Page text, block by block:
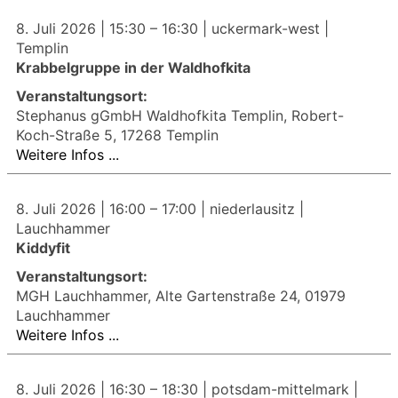
8. Juli 2026 | 15:30 – 16:30 | uckermark-west |
Templin
Krabbelgruppe in der Waldhofkita
Veranstaltungsort:
Stephanus gGmbH Waldhofkita Templin, Robert-
Koch-Straße 5, 17268 Templin
Weitere Infos ...
8. Juli 2026 | 16:00 – 17:00 | niederlausitz |
Lauchhammer
Kiddyfit
Veranstaltungsort:
MGH Lauchhammer, Alte Gartenstraße 24, 01979
Lauchhammer
Weitere Infos ...
8. Juli 2026 | 16:30 – 18:30 | potsdam-mittelmark |